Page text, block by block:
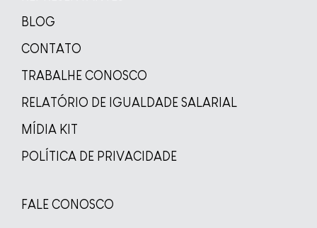
BLOG
CONTATO
TRABALHE CONOSCO
RELATÓRIO DE IGUALDADE SALARIAL
MÍDIA KIT
POLÍTICA DE PRIVACIDADE
FALE CONOSCO